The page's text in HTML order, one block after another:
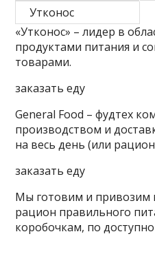
Утконос
«Утконос» – лидер в
продуктами питания и
товарами.
заказать еду
General Food – фудтех
производством и
на весь день (или
заказать еду
Мы готовим и
рацион правильного
коробочкам, по